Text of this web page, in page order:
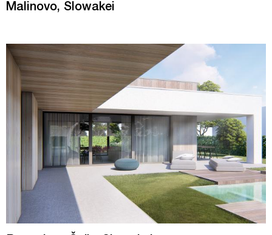
Malinovo, Slowakei